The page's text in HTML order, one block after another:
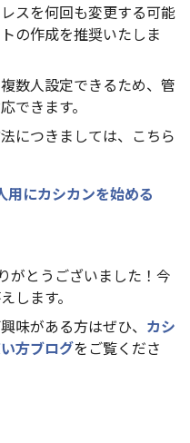
スを何回も変更する可能
の作成を推奨いたしま
数人設定できるため、管
できます。
につきましては、こちら
用にカシカンを始める
がとうございました！今
します。
味がある方はぜひ、 カシ
方ブログをご覧くださ